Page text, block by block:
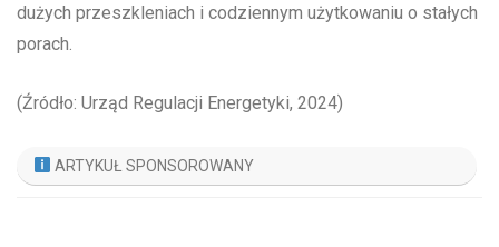
dużych przeszkleniach i codziennym użytkowaniu o stałych
porach.
(Źródło: Urząd Regulacji Energetyki, 2024)
ARTYKUŁ SPONSOROWANY